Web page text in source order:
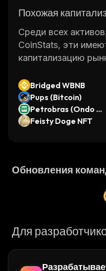
Похожая
Среди всех
CoinStats, эти
капитализацию
Bridged WBNB
Pups (Bitcoin)
Petrobras (Ondo T
okenized Stock)
Feisty Doge NFT
Обновления
Для